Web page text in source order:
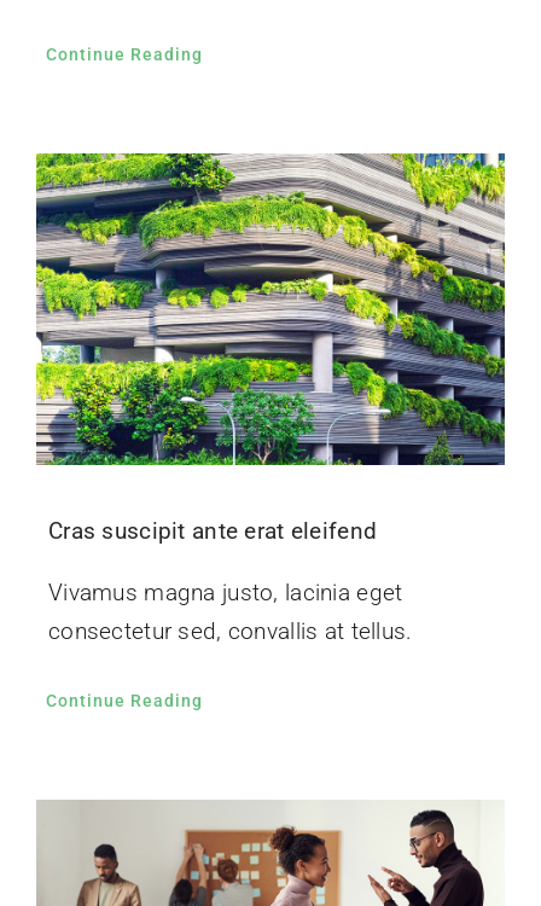
Continue Reading
Cras suscipit ante erat eleifend
Vivamus magna justo, lacinia eget
consectetur sed, convallis at tellus.
Continue Reading